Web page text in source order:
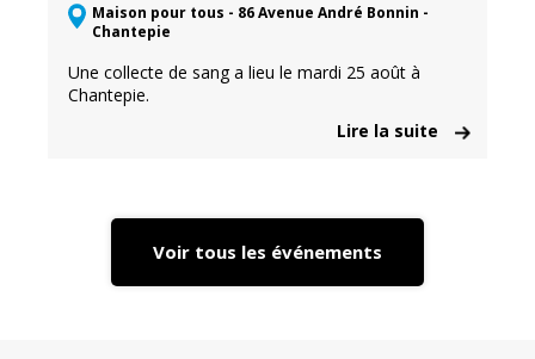
Maison pour tous - 86 Avenue André Bonnin -
Chantepie
Une collecte de sang a lieu le mardi 25 août à
Chantepie.
Lire la suite
Voir tous les événements